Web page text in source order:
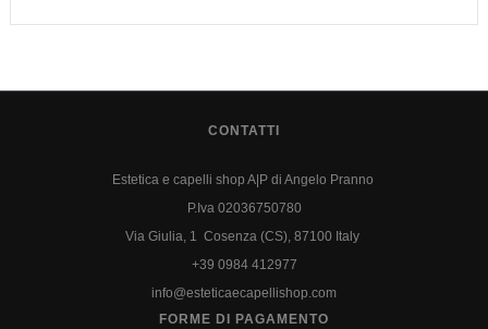
CONTATTI
Estetica e capelli shop A|P di Angelo Pranno
P.Iva 02036750780
Via Giulia, 1 Cosenza (CS), 87100 Italy
+39 0984 412977
info@esteticaecapellishop.com
FORME DI PAGAMENTO